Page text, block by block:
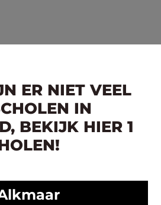
ER NIET VEEL
IN
BEKIJK HIER 1